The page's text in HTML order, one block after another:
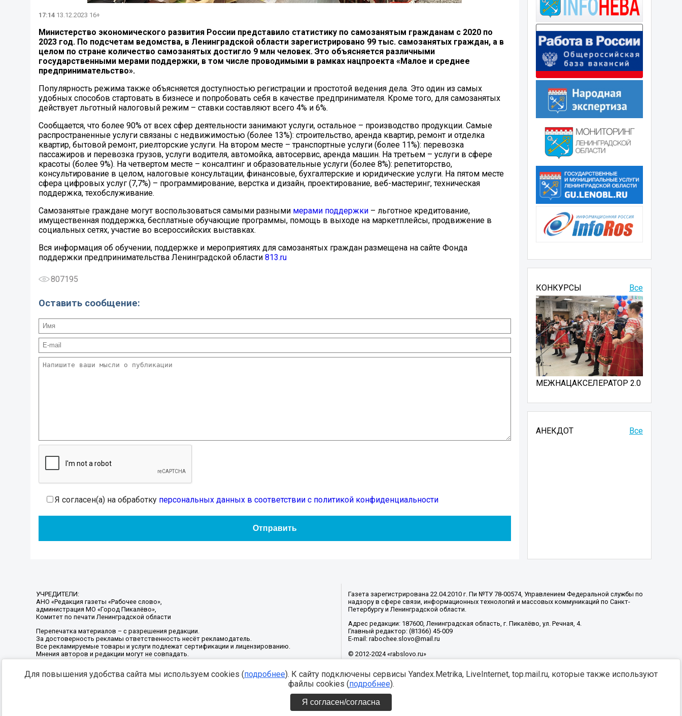
17:14 13.12.2023 16+
Министерство экономического развития России представило статистику по самозанятым гражданам с 2020 по
2023 год. По подсчетам ведомства, в Ленинградской области зарегистрировано 99 тыс. самозанятых граждан, а в
целом по стране количество самозанятых достигло 9 млн человек. Это объясняется различными
государственными мерами поддержки, в том числе проводимыми в рамках нацпроекта «Малое и среднее
предпринимательство».
Популярность режима также объясняется доступностью регистрации и простотой ведения дела. Это один из самых
удобных способов стартовать в бизнесе и попробовать себя в качестве предпринимателя. Кроме того, для самозанятых
действует льготный налоговый режим – ставки составляют всего 4% и 6%.
Сообщается, что более 90% от всех сфер деятельности занимают услуги, остальное – производство продукции. Самые
распространенные услуги связаны с недвижимостью (более 13%): строительство, аренда квартир, ремонт и отделка
квартир, бытовой ремонт, риелторские услуги. На втором месте – транспортные услуги (более 11%): перевозка
пассажиров и перевозка грузов, услуги водителя, автомойка, автосервис, аренда машин. На третьем – услуги в сфере
красоты (более 9%). На четвертом месте – консалтинг и образовательные услуги (более 8%): репетиторство,
консультирование в целом, налоговые консультации, финансовые, бухгалтерские и юридические услуги. На пятом месте
сфера цифровых услуг (7,7%) – программирование, верстка и дизайн, проектирование, веб-мастеринг, техническая
поддержка, техобслуживание.
Самозанятые граждане могут воспользоваться самыми разными мерами поддержки – льготное кредитование,
имущественная поддержка, бесплатные обучающие программы, помощь в выходе на маркетплейсы, продвижение в
социальных сетях, участие во всероссийских выставках.
Вся информация об обучении, поддержке и мероприятиях для самозанятых граждан размещена на сайте Фонда
поддержки предпринимательства Ленинградской области 813.ru
807195
Оставить сообщение:
Я согласен(а) на обработку персональных данных в соответствии с политикой конфиденциальности
Все
КОНКУРСЫ
МЕЖНАЦАКСЕЛЕРАТОР 2.0
АНЕКДОТ Все
УЧРЕДИТЕЛИ:
АНО «Редакция газеты «Рабочее слово»,
администрация МО «Город Пикалёво»,
Комитет по печати Ленинградской области
Перепечатка материалов – с разрешения редакции.
За достоверность рекламы ответственность несёт рекламодатель.
Все рекламируемые товары и услуги подлежат сертификации и лицензированию.
Мнения авторов и редакции могут не совпадать.
Газета зарегистрирована 22.04.2010 г. Пи №ТУ 78-00574, Управлением Федеральной службы по
надзору в сфере связи, информационных технологий и массовых коммуникаций по Санкт-
Петербургу и Ленинградской области.
Адрес редакции: 187600, Ленинградская область, г. Пикалёво, ул. Речная, 4.
Главный редактор: (81366) 45-009
E-mail: rabochee.slovo@mail.ru
© 2012-2024 «rabslovo.ru»
Для повышения удобства сайта мы используем cookies (подробнее). К сайту подключены сервисы Yandex.Metrika, LiveInternet, top.mail.ru, которые также используют
файлы cookies (подробнее).
Я согласен/согласна